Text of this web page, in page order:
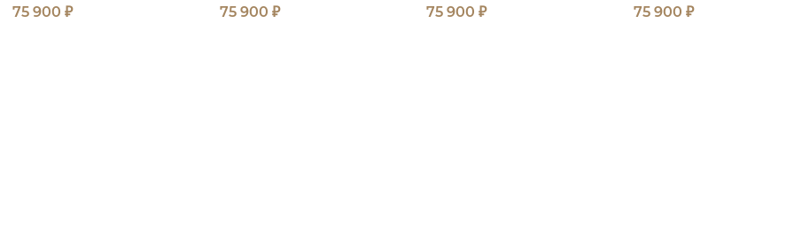
75 900 ₽
75 900 ₽
75 900 ₽
75 900 ₽